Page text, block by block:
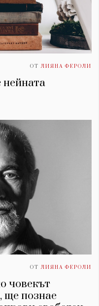
ОТ ЛИЯНА ФЕРОЛИ
ОТ ЛИЯНА ФЕРОЛИ
човекът
ще познае
за
за